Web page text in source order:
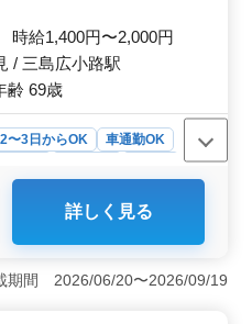
しております！
時給1,400円〜2,000円
/ 三島広小路駅
齢 69歳
〜3日からOK
車通勤OK
清水町の訪問看護ステー
性も活躍中です。週休2日制
です。様々な業務を通じ
健康をサポートしません
詳しく見る
期間 2026/06/20〜2026/09/19